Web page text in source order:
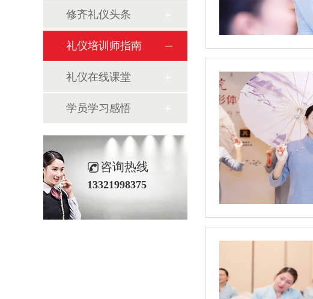
修齐礼仪头条
礼仪培训师指南
礼仪在线课堂
学员学习感悟
咨询热线
13321998375